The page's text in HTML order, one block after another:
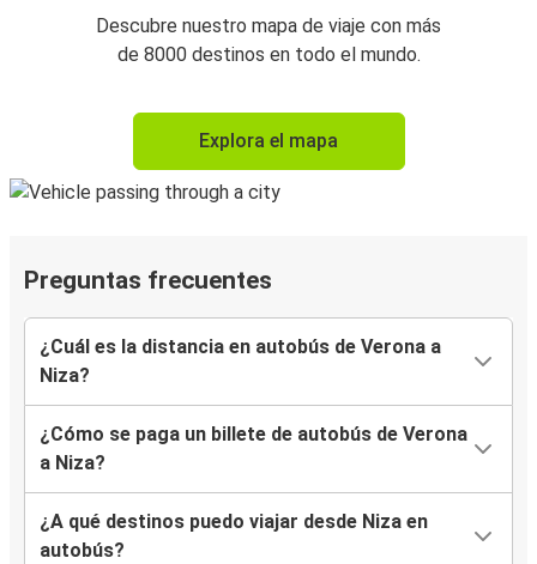
Descubre nuestro mapa de viaje con más
de 8000 destinos en todo el mundo.
Explora el mapa
Preguntas frecuentes
¿Cuál es la distancia en autobús de Verona a
Niza?
¿Cómo se paga un billete de autobús de Verona
a Niza?
¿A qué destinos puedo viajar desde Niza en
autobús?